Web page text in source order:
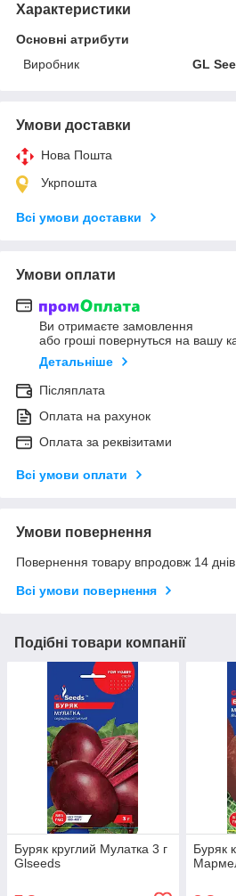
Характеристики
Основні атрибути
Виробник
GL
Умови доставки
Нова Пошта
Укрпошта
Всі умови доставки
Умови оплати
Ви отримаєте замовлення
або гроші повернуться на вашу
Детальніше
Післяплата
Оплата на рахунок
Оплата за реквізитами
Всі умови оплати
Умови повернення
Повернення товару впродовж 14
Всі умови повернення
Подібні товари компанії
Буряк круглий Мулатка 3 г
Glseeds
Буряк